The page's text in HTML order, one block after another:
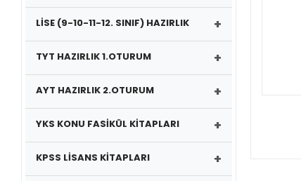
LİSE (9-10-11-12. SINIF) HAZIRLIK +
TYT HAZIRLIK 1.OTURUM +
AYT HAZIRLIK 2.OTURUM +
YKS KONU FASİKÜL KİTAPLARI +
KPSS LİSANS KİTAPLARI +